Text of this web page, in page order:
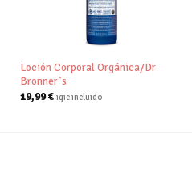
Loción Corporal Orgánica/Dr
Bronner`s
19,99€ igic incluido